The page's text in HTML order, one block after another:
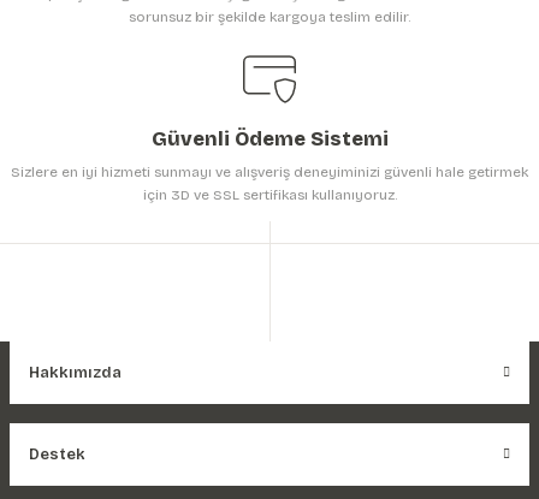
Gönder
sorunsuz bir şekilde kargoya teslim edilir.
Güvenli Ödeme Sistemi
Sizlere en iyi hizmeti sunmayı ve alışveriş deneyiminizi güvenli hale getirmek
için 3D ve SSL sertifikası kullanıyoruz.
Hakkımızda
Destek